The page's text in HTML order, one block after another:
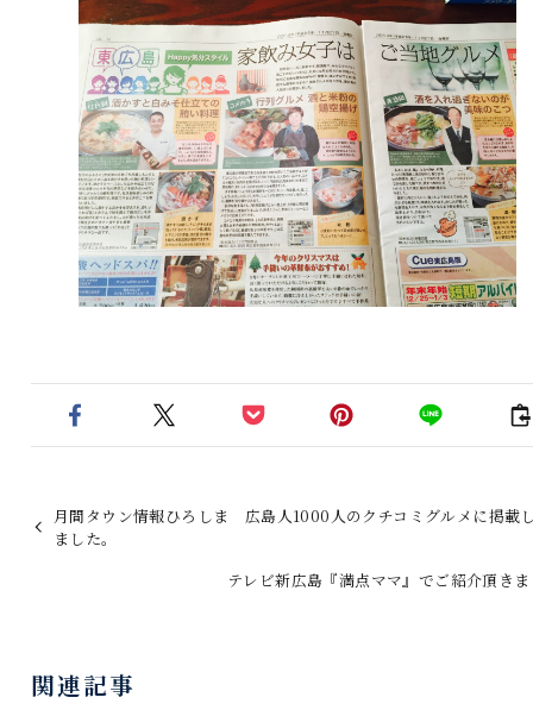
月間タウン情報ひろしま 広島人1000人のクチコミグルメに掲載
ました。
テレビ新広島『満点ママ』でご紹介頂き
関連記事